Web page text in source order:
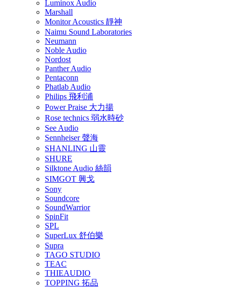
Luminox Audio
Marshall
Monitor Acoustics 靜神
Naimu Sound Laboratories
Neumann
Noble Audio
Nordost
Panther Audio
Pentaconn
Phatlab Audio
Philips 飛利浦
Power Praise 大力揚
Rose technics 弱水時砂
See Audio
Sennheiser 聲海
SHANLING 山靈
SHURE
Silktone Audio 絲韻
SIMGOT 興戈
Sony
Soundcore
SoundWarrior
SpinFit
SPL
SuperLux 舒伯樂
Supra
TAGO STUDIO
TEAC
THIEAUDIO
TOPPING 拓品